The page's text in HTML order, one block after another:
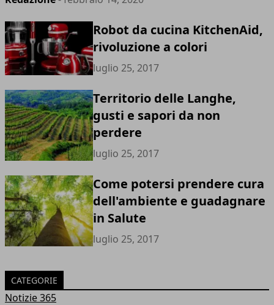
Robot da cucina KitchenAid,
rivoluzione a colori
luglio 25, 2017
Territorio delle Langhe,
gusti e sapori da non
perdere
luglio 25, 2017
Come potersi prendere cura
dell'ambiente e guadagnare
in Salute
luglio 25, 2017
CATEGORIE
Notizie 365